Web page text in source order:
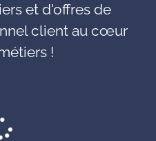
et d'offres de
client au cœur
!